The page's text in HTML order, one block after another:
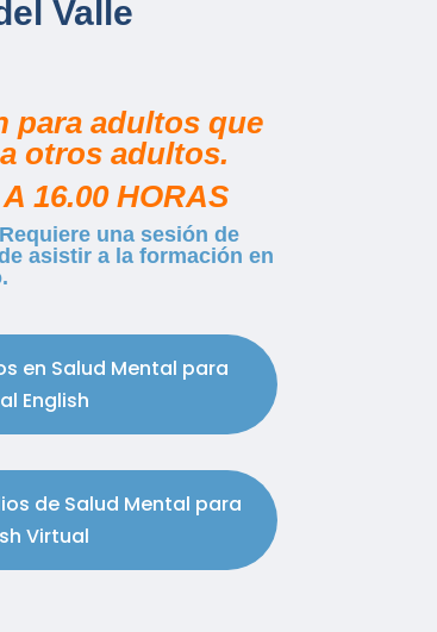
Valle
para adultos que
otros adultos.
16.00 HORAS
una sesión de
asistir a la formación en
en Salud Mental para
English
de Salud Mental para
Virtual